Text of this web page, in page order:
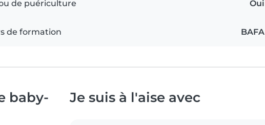
de puériculture Oui
de formation BAFA
baby-
Je suis à l'aise avec